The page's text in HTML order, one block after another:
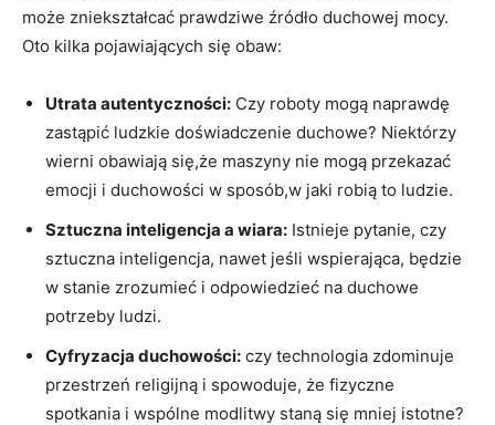
może zniekształcać prawdziwe źródło duchowej mocy.
Oto kilka pojawiających się obaw:
Utrata autentyczności: Czy roboty mogą naprawdę
zastąpić ludzkie doświadczenie duchowe? Niektórzy
wierni obawiają się,że maszyny nie mogą przekazać
emocji i duchowości w sposób,w jaki robią to ludzie.
Sztuczna inteligencja a wiara: Istnieje pytanie, czy
sztuczna inteligencja, nawet jeśli wspierająca, będzie
w stanie zrozumieć i odpowiedzieć na duchowe
potrzeby ludzi.
Cyfryzacja duchowości: czy technologia zdominuje
przestrzeń religijną i spowoduje, że fizyczne
spotkania i wspólne modlitwy staną się mniej istotne?